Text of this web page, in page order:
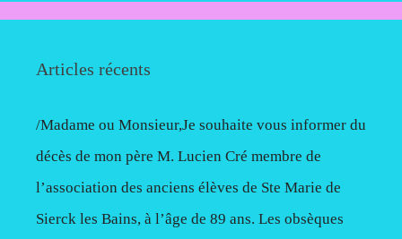
Articles récents
/Madame ou Monsieur,Je souhaite vous informer du
décès de mon père M. Lucien Cré membre de
l’association des anciens élèves de Ste Marie de
Sierck les Bains, à l’âge de 89 ans. Les obsèques